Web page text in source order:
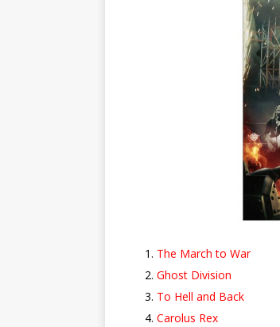
The March to War
Ghost Division
To Hell and Back
Carolus Rex